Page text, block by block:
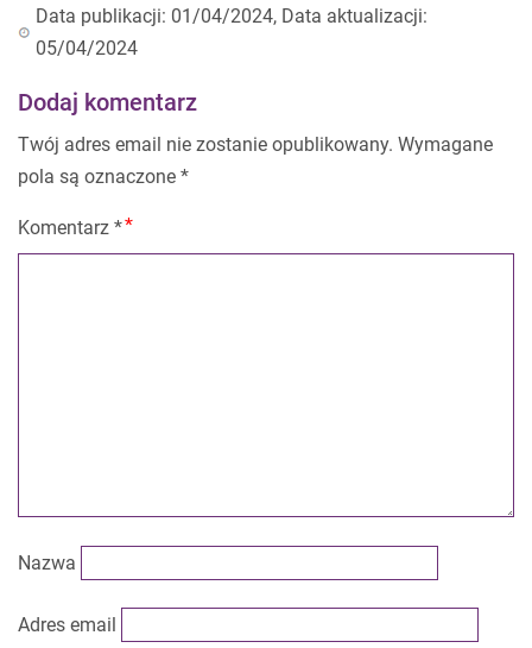
Data publikacji: 01/04/2024, Data aktualizacji:
05/04/2024
Dodaj komentarz
Twój adres email nie zostanie opublikowany. Wymagane
pola są oznaczone *
Komentarz *
Nazwa
Adres email